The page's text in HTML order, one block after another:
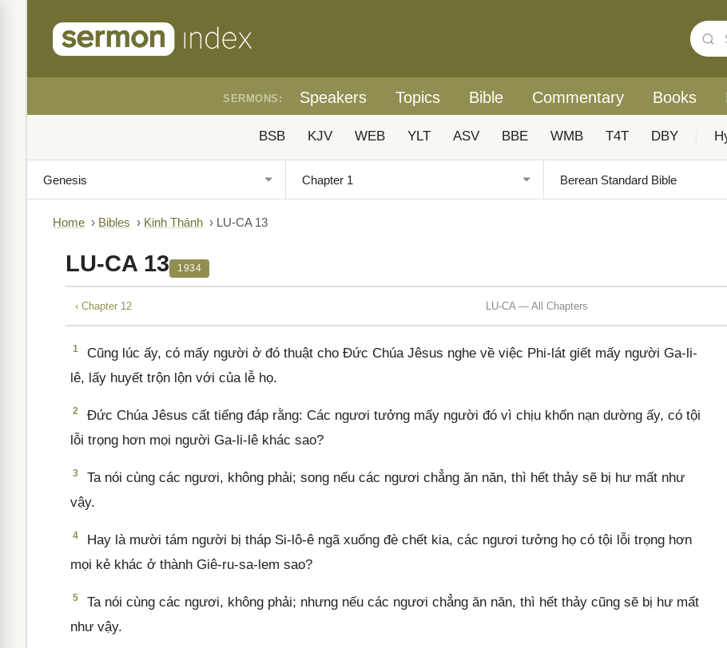
SERMONS: Speakers Topics Bible Commentary Books
BSB KJV WEB YLT ASV BBE WMB T4T DBY
Home › Bibles › Kinh Thánh › LU-CA 13
LU-CA 13 1934
‹ Chapter 12 LU-CA — All Chapters
1
Cũng lúc ấy, có mấy người ở đó thuật cho Đức Chúa Jêsus nghe về việc Phi-lát giết mấy người Ga-li-
lê, lấy huyết trộn lộn với của lễ họ.
2
Đức Chúa Jêsus cất tiếng đáp rằng: Các ngươi tưởng mấy người đó vì chịu khốn nạn dường ấy, có tội
lỗi trọng hơn mọi người Ga-li-lê khác sao?
3
Ta nói cùng các ngươi, không phải; song nếu các ngươi chẳng ăn năn, thì hết thảy sẽ bị hư mất như
vậy.
4
Hay là mười tám người bị tháp Si-lô-ê ngã xuống đè chết kia, các ngươi tưởng họ có tội lỗi trọng hơn
mọi kẻ khác ở thành Giê-ru-sa-lem sao?
5
Ta nói cùng các ngươi, không phải; nhưng nếu các ngươi chẳng ăn năn, thì hết thảy cũng sẽ bị hư mất
như vậy.